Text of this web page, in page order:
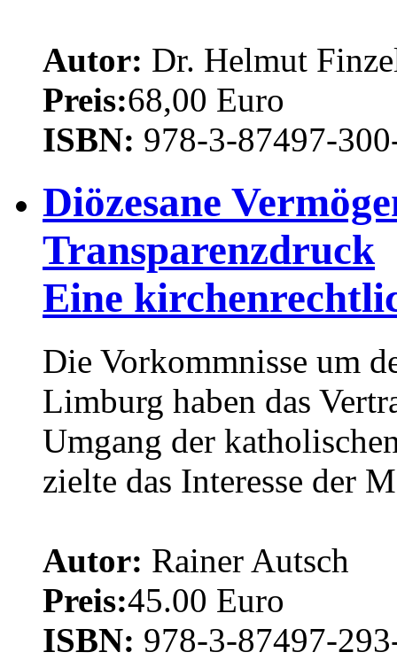
Autor: Dr. Helmut
Preis:68,00 Euro
ISBN: 978-3-87497-
Diözesane
Transparenzdruck
Eine
Die Vorkommnisse um
Limburg haben das
Umgang der
zielte das Interesse der
Autor: Rainer Autsch
Preis:45.00 Euro
ISBN: 978-3-87497-